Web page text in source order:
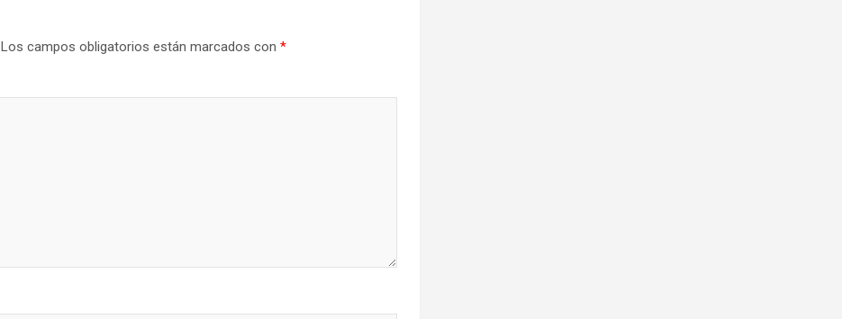
Los campos obligatorios están marcados con *